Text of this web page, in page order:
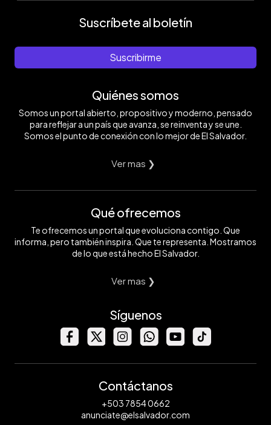
Suscríbete al boletín
Suscribirme
Quiénes somos
Somos un portal abierto, propositivo y moderno, pensado
para reflejar a un país que avanza, se reinventa y se une.
Somos el punto de conexión con lo mejor de El Salvador.
Ver mas ❯
Qué ofrecemos
Te ofrecemos un portal que evoluciona contigo. Que
informa, pero también inspira. Que te representa. Mostramos
de lo que está hecho El Salvador.
Ver mas ❯
Síguenos
Contáctanos
+503 7854 0662
anunciate@elsalvador.com